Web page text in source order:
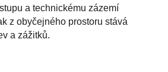
a technickému zázemí
z obyčejného prostoru stává
a zážitků.